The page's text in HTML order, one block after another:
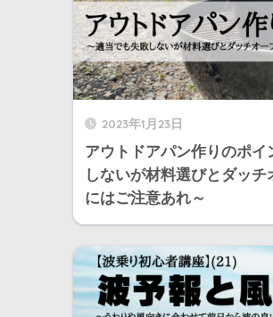
2023年1月23日
アウトドアパン作りのポ
しないが材料選びとダッ
にはご注意あれ～